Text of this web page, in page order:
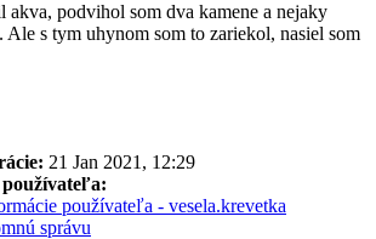
akva, podvihol som dva kamene a nejaky
Ale s tym uhynom som to zariekol, nasiel som
21 Jan 2021, 12:29
používateľa - vesela.krevetka
správu